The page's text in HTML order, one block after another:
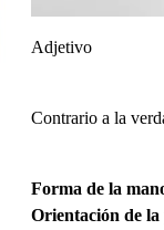
Adjetivo
Contrario a la
Forma de la
Orientación de la